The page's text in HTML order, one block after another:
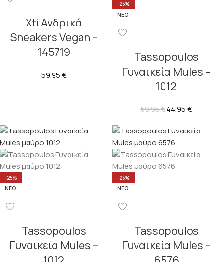
Xti Ανδρικά
Sneakers Vegan –
145719
59.95€
-25%
ΝΈΟ
Tassopoulos
Γυναικεία Mules –
1012
59.95€ 44.95€
-25%
ΝΈΟ
Tassopoulos
Γυναικεία Mules –
-25%
ΝΈΟ
Tassopoulos
Γυναικεία Mules –